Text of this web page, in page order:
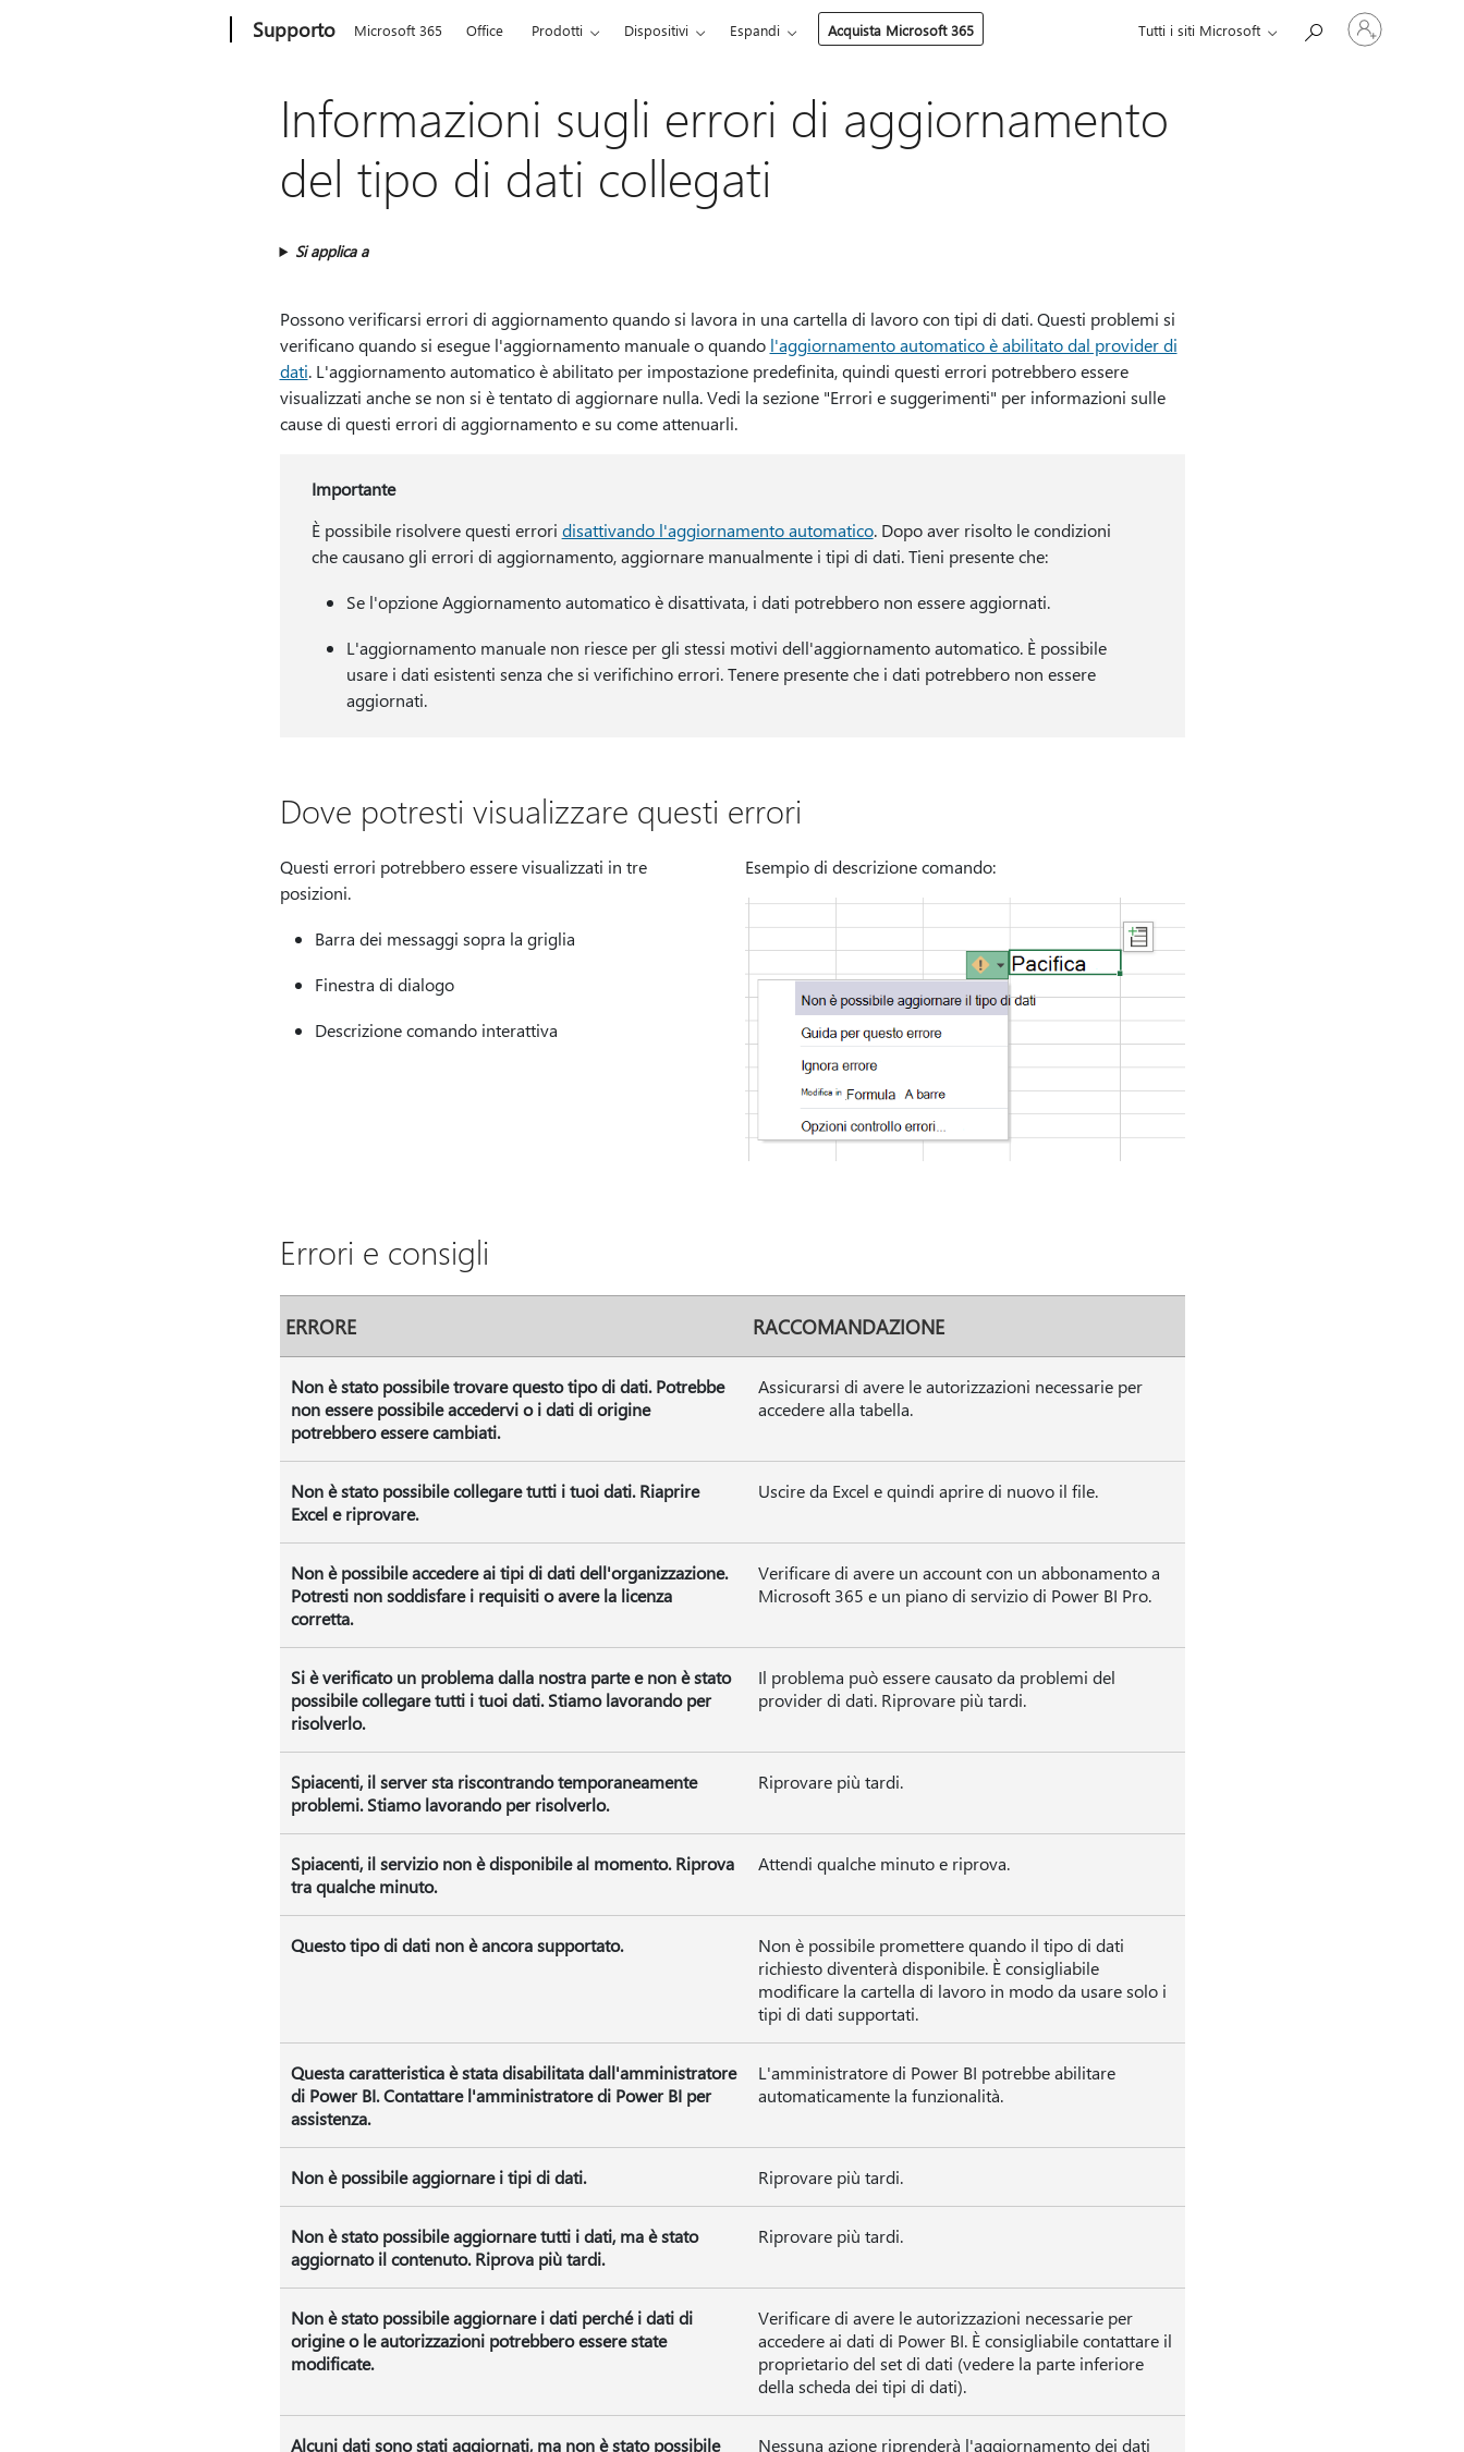
Supporto Microsoft 365 Office Prodotti Dispositivi Espandi Acquista Microsoft 365 Tutti i siti Microsoft
Accedi
con
Informazioni sugli errori di aggiornamento
del tipo di dati collegati
Si applica a
Possono verificarsi errori di aggiornamento quando si lavora in una cartella di lavoro con tipi di dati. Questi problemi si
verificano quando si esegue l'aggiornamento manuale o quando l'aggiornamento automatico è abilitato dal provider di
dati. L'aggiornamento automatico è abilitato per impostazione predefinita, quindi questi errori potrebbero essere
visualizzati anche se non si è tentato di aggiornare nulla. Vedi la sezione "Errori e suggerimenti" per informazioni sulle
cause di questi errori di aggiornamento e su come attenuarli.
Importante
È possibile risolvere questi errori disattivando l'aggiornamento automatico. Dopo aver risolto le condizioni
che causano gli errori di aggiornamento, aggiornare manualmente i tipi di dati. Tieni presente che:
Se l'opzione Aggiornamento automatico è disattivata, i dati potrebbero non essere aggiornati.
L'aggiornamento manuale non riesce per gli stessi motivi dell'aggiornamento automatico. È possibile
usare i dati esistenti senza che si verifichino errori. Tenere presente che i dati potrebbero non essere
aggiornati.
Dove potresti visualizzare questi errori
Questi errori potrebbero essere visualizzati in tre
posizioni.
Barra dei messaggi sopra la griglia
Finestra di dialogo
Descrizione comando interattiva
Esempio di descrizione comando:
Errori e consigli
ERRORE RACCOMANDAZIONE
Non è stato possibile trovare questo tipo di dati. Potrebbe
non essere possibile accedervi o i dati di origine
potrebbero essere cambiati.
Assicurarsi di avere le autorizzazioni necessarie per
accedere alla tabella.
Non è stato possibile collegare tutti i tuoi dati. Riaprire
Excel e riprovare.
Uscire da Excel e quindi aprire di nuovo il file.
Non è possibile accedere ai tipi di dati dell'organizzazione.
Potresti non soddisfare i requisiti o avere la licenza
corretta.
Verificare di avere un account con un abbonamento a
Microsoft 365 e un piano di servizio di Power BI Pro.
Si è verificato un problema dalla nostra parte e non è stato
possibile collegare tutti i tuoi dati. Stiamo lavorando per
risolverlo.
Il problema può essere causato da problemi del
provider di dati. Riprovare più tardi.
Spiacenti, il server sta riscontrando temporaneamente
problemi. Stiamo lavorando per risolverlo.
Riprovare più tardi.
Spiacenti, il servizio non è disponibile al momento. Riprova
tra qualche minuto.
Attendi qualche minuto e riprova.
Questo tipo di dati non è ancora supportato.
Non è possibile promettere quando il tipo di dati
richiesto diventerà disponibile. È consigliabile
modificare la cartella di lavoro in modo da usare solo i
tipi di dati supportati.
Questa caratteristica è stata disabilitata dall'amministratore
di Power BI. Contattare l'amministratore di Power BI per
assistenza.
L'amministratore di Power BI potrebbe abilitare
automaticamente la funzionalità.
Non è possibile aggiornare i tipi di dati. Riprovare più tardi.
Non è stato possibile aggiornare tutti i dati, ma è stato
aggiornato il contenuto. Riprova più tardi.
Riprovare più tardi.
Non è stato possibile aggiornare i dati perché i dati di
origine o le autorizzazioni potrebbero essere state
modificate.
Verificare di avere le autorizzazioni necessarie per
accedere ai dati di Power BI. È consigliabile contattare il
proprietario del set di dati (vedere la parte inferiore
della scheda dei tipi di dati).
Alcuni dati sono stati aggiornati, ma non è stato possibile
Nessuna azione riprenderà l'aggiornamento dei dati